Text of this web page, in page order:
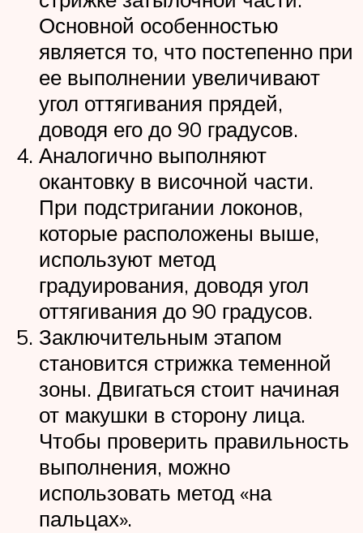
Основной особенностью
является то, что постепенно при
ее выполнении увеличивают
угол оттягивания прядей,
доводя его до 90 градусов.
Аналогично выполняют
окантовку в височной части.
При подстригании локонов,
которые расположены выше,
используют метод
градуирования, доводя угол
оттягивания до 90 градусов.
Заключительным этапом
становится стрижка теменной
зоны. Двигаться стоит начиная
от макушки в сторону лица.
Чтобы проверить правильность
выполнения, можно
использовать метод «на
пальцах».